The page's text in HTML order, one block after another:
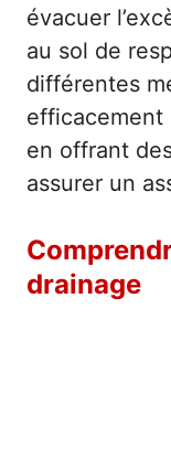
évacuer
au sol de
différentes
en offrant
assurer un
drainage